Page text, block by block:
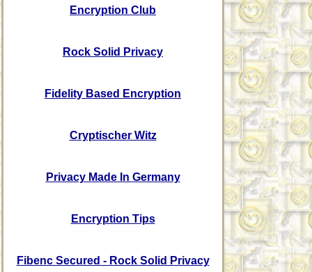
Encryption Club
Rock Solid Privacy
Fidelity Based Encryption
Cryptischer Witz
Privacy Made In Germany
Encryption Tips
Fibenc Secured - Rock Solid Privacy